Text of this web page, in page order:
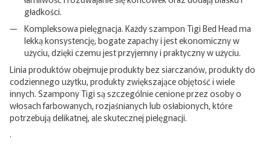
gładkości.
Kompleksowa pielęgnacja. Każdy szampon Tigi Bed Head ma
lekką konsystencję, bogate zapachy i jest ekonomiczny w
użyciu, dzięki czemu jest przyjemny i praktyczny w użyciu.
Linia produktów obejmuje produkty bez siarczanów, produkty do
codziennego użytku, produkty zwiększające objętość i wiele
innych. Szampony Tigi są szczególnie cenione przez osoby o
włosach farbowanych, rozjaśnianych lub osłabionych, które
potrzebują delikatnej, ale skutecznej pielęgnacji.
.